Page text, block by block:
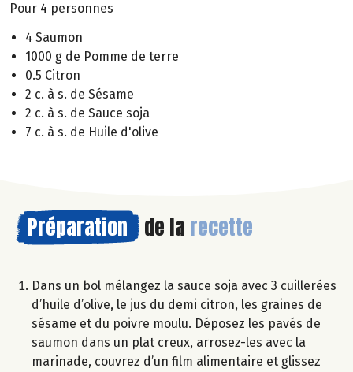
Pour 4 personnes
4 Saumon
1000 g de Pomme de terre
0.5 Citron
2 c. à s. de Sésame
2 c. à s. de Sauce soja
7 c. à s. de Huile d'olive
Préparation de la recette
Dans un bol mélangez la sauce soja avec 3 cuillerées
d’huile d’olive, le jus du demi citron, les graines de
sésame et du poivre moulu. Déposez les pavés de
saumon dans un plat creux, arrosez-les avec la
marinade, couvrez d’un film alimentaire et glissez